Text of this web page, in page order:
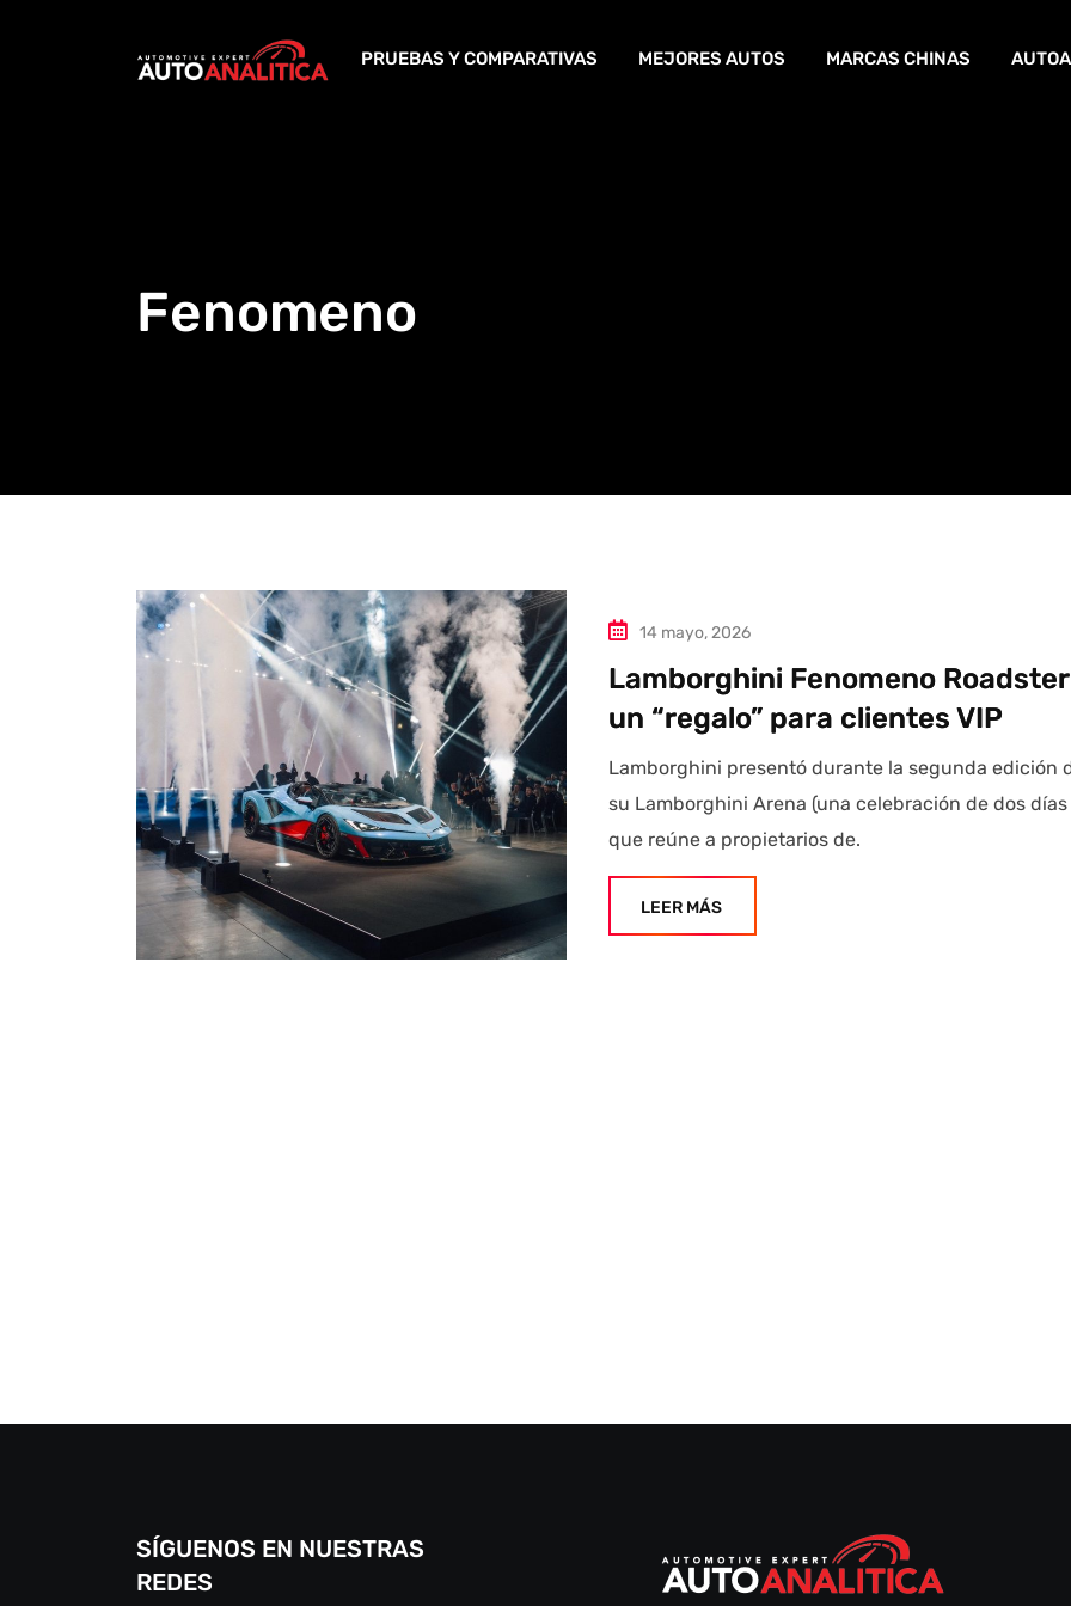
PRUEBAS Y COMPARATIVAS MEJORES AUTOS MARCAS CHINAS
Fenomeno
14 mayo, 2026
Lamborghini Fenomeno
un “regalo” para clientes VIP
Lamborghini presentó durante la segunda edición
su Lamborghini Arena (una celebración de dos días
que reúne a propietarios de.
LEER MÁS
SÍGUENOS EN NUESTRAS
REDES